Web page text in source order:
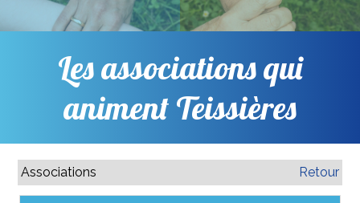
Les associations qui
animent Teissières
Associations Retour